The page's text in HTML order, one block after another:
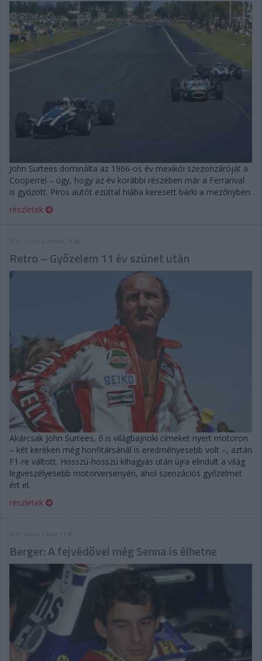
John Surtees dominálta az 1966-os év mexikói szezonzáróját a
Cooperrel – úgy, hogy az év korábbi részében már a Ferrarival
is győzött. Piros autót ezúttal hiába keresett bárki a mezőnyben.
részletek
2016. június 3. péntek, 14:48
Retro – Győzelem 11 év szünet után
Akárcsak John Surtees, ő is világbajnoki címeket nyert motoron
– két keréken még honfitársánál is eredményesebb volt –, aztán
F1-re váltott. Hosszú-hosszú kihagyás után újra elindult a világ
legveszélyesebb motorversenyén, ahol szenzációs győzelmet
ért el.
részletek
2016. május 3. kedd, 11:30
Berger: A fejvédővel még Senna is élhetne